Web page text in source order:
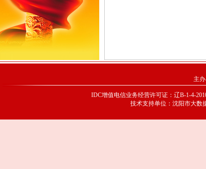
主
IDC增值电信业务经营许可证：辽B-1-4-
技术支持单位：沈阳市大数